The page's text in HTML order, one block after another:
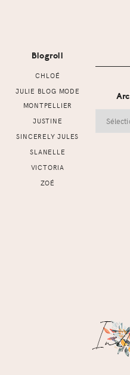
Blogroll
CHLOÉ
JULIE BLOG MODE
MONTPELLIER
JUSTINE
SINCERELY JULES
SLANELLE
VICTORIA
ZOÉ